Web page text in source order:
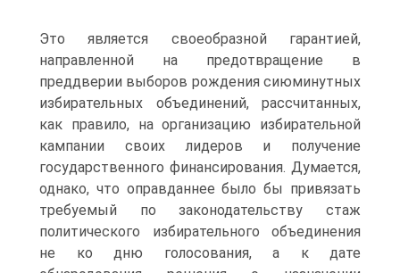
Это является своеобразной гарантией,
направленной на предотвращение в
преддверии выборов рождения сиюминутных
избирательных объединений, рассчитанных,
как правило, на организацию избирательной
кампании своих лидеров и получение
государственного финансирования. Думается,
однако, что оправданнее было бы привязать
требуемый по законодательству стаж
политического избирательного объединения
не ко дню голосования, а к дате